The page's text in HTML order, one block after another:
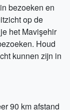
bezoeken en
op de
het Mavişehir
Houd
kunnen zijn in
90 km afstand